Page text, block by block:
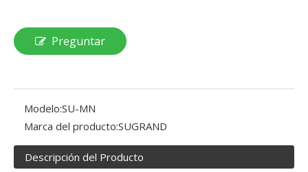
Preguntar
Modelo:SU-MN
Marca del producto:SUGRAND
Descripción del Producto